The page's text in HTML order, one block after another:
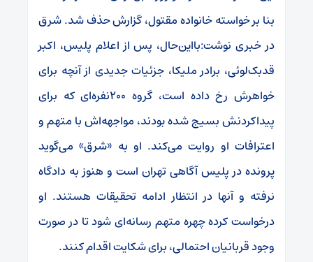
بنا بر خواسته خانواده مقتول، گزارش حذف شد. شرق
در خبری نوشت:بااین‌حال، پس از اعلام پلیس، اکبر
قدبک‌لوئی، برادر ملیکا، جزئیات جدیدی از آنچه برای
خواهرش رخ داده است، گروه ۲۰۰‌نفره‌ای که برای
پیداکردنش بسیج شده بودند، مواجهه‌اش با متهم و
اعترافات او روایت می‌کند. او به «شرق» می‌گوید
پرونده در پلیس آگاهی تهران است و هنوز به دادگاه
نرفته و آنها در انتظار ادامه تحقیقات هستند. او
درخواست کرده چهره متهم رسانه‌ای شود تا در صورت
وجود قربانیان احتمالی، برای شکایت اقدام کنند.